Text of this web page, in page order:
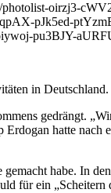
photolist-oirzj3-
pJk5ed-
pu3BJY-
in Deutschland.
gedrängt.
hatte nach
habe. In
für ein „Scheitern